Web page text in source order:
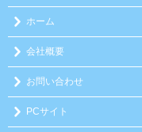
ホーム
会社概要
お問い合わせ
PCサイト